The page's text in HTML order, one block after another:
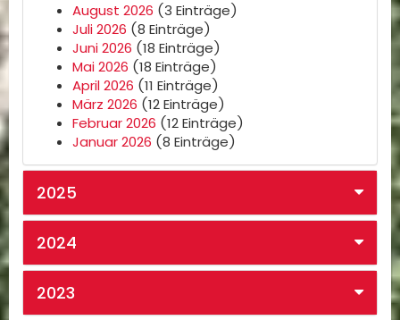
August 2026 (3 Einträge)
Juli 2026 (8 Einträge)
Juni 2026 (18 Einträge)
Mai 2026 (18 Einträge)
April 2026 (11 Einträge)
März 2026 (12 Einträge)
Februar 2026 (12 Einträge)
Januar 2026 (8 Einträge)
2025
2024
2023